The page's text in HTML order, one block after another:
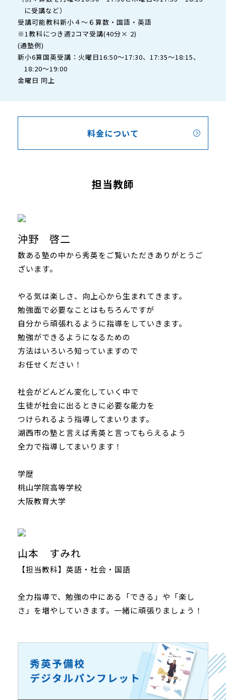
に受講など）
受講可能教科新小４～６算数・国語・英語
※1教科につき週2コマ受講(40分× 2)
(通塾例)
新小6算国英受講：火曜日16:50～17:30、17:35～18:15、
18:20～19:00
金曜日 同上
料金について
担当教師
沖野 啓二
数ある塾の中から秀英をご覧いただきありがとうご
ざいます。
やる気は楽しさ、向上心から生まれてきます。
勉強面で必要なことはもちろんですが
自分から頑張れるように指導をしていきます。
勉強ができるようになるための
方法はいろいろ知っていますので
お任せください！
社会がどんどん変化していく中で
生徒が社会に出るときに必要な能力を
つけられるよう指導してまいります。
湖西市の塾と言えば秀英と言ってもらえるよう
全力で指導してまいります！
学歴
桃山学院高等学校
大阪教育大学
山本 すみれ
【担当教科】英語・社会・国語
全力指導で、勉強の中にある「できる」や「楽し
さ」を増やしていきます。一緒に頑張りましょう！